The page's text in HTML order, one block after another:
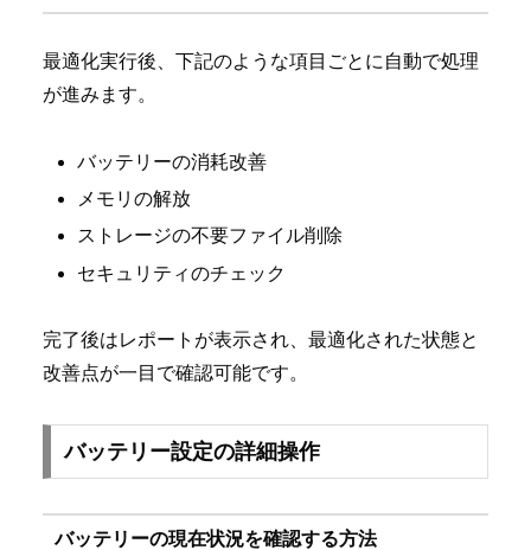
最適化実行後、下記のような項目ごとに自動で処理
が進みます。
バッテリーの消耗改善
メモリの解放
ストレージの不要ファイル削除
セキュリティのチェック
完了後はレポートが表示され、最適化された状態と
改善点が一目で確認可能です。
バッテリー設定の詳細操作
バッテリーの現在状況を確認する方法